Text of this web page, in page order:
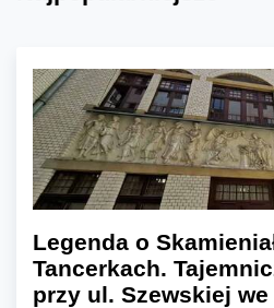
Legenda o
Tancerkach.
przy ul. Szewskiej we